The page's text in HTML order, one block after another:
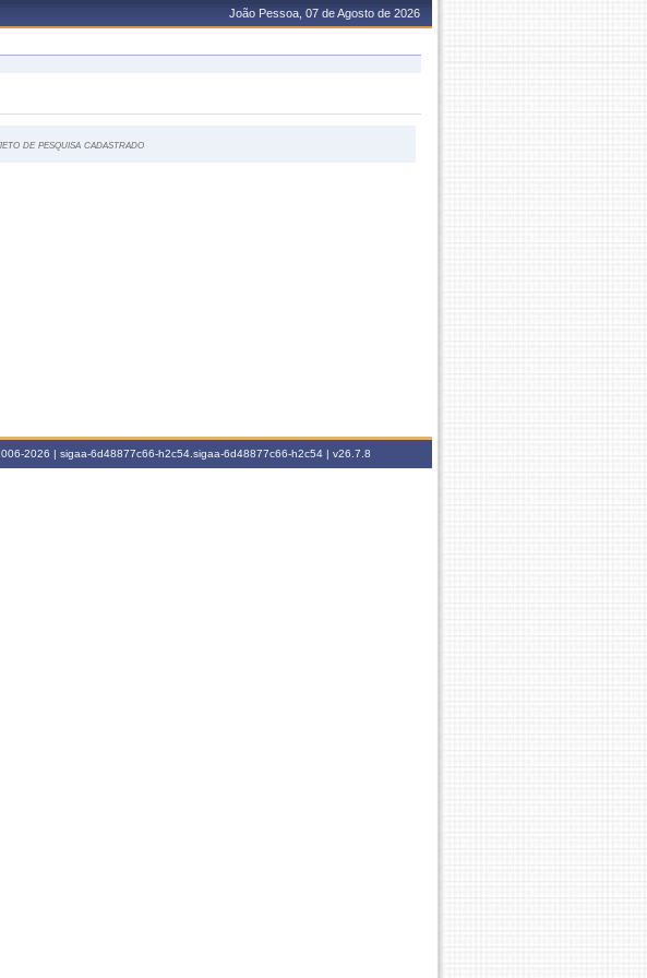
João Pessoa, 07 de Agosto de 2026
de pesquisa cadastrado
2026 | sigaa-6d48877c66-h2c54.sigaa-6d48877c66-h2c54 | v26.7.8